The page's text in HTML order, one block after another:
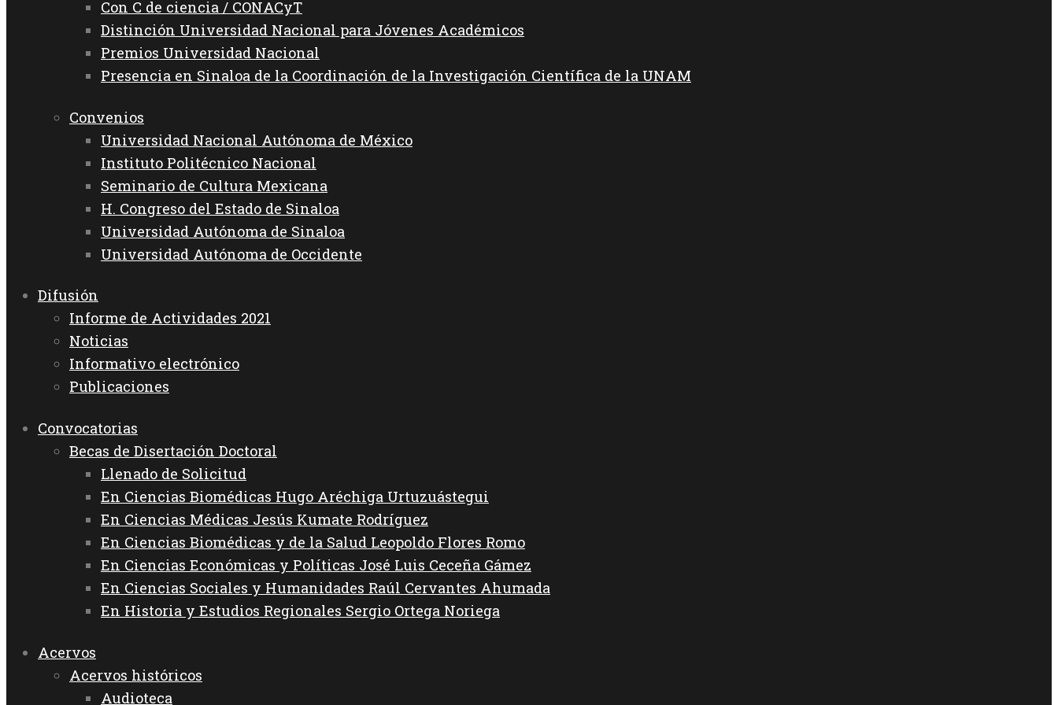
Con C de ciencia / CONACyT
Distinción Universidad Nacional para Jóvenes Académicos
Premios Universidad Nacional
Presencia en Sinaloa de la Coordinación de la Investigación Científica de la UNAM
Convenios
Universidad Nacional Autónoma de México
Instituto Politécnico Nacional
Seminario de Cultura Mexicana
H. Congreso del Estado de Sinaloa
Universidad Autónoma de Sinaloa
Universidad Autónoma de Occidente
Difusión
Informe de Actividades 2021
Noticias
Informativo electrónico
Publicaciones
Convocatorias
Becas de Disertación Doctoral
Llenado de Solicitud
En Ciencias Biomédicas Hugo Aréchiga Urtuzuástegui
En Ciencias Médicas Jesús Kumate Rodríguez
En Ciencias Biomédicas y de la Salud Leopoldo Flores Romo
En Ciencias Económicas y Políticas José Luis Ceceña Gámez
En Ciencias Sociales y Humanidades Raúl Cervantes Ahumada
En Historia y Estudios Regionales Sergio Ortega Noriega
Acervos
Acervos históricos
Audioteca